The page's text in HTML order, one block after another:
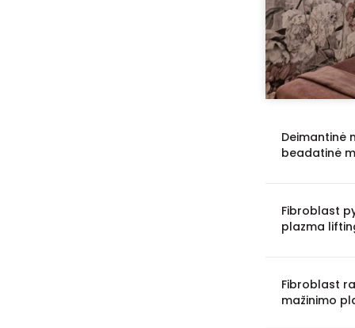
Deimantinė
beadatinė
Fibroblast
plazma
Fibroblast
mažinimo